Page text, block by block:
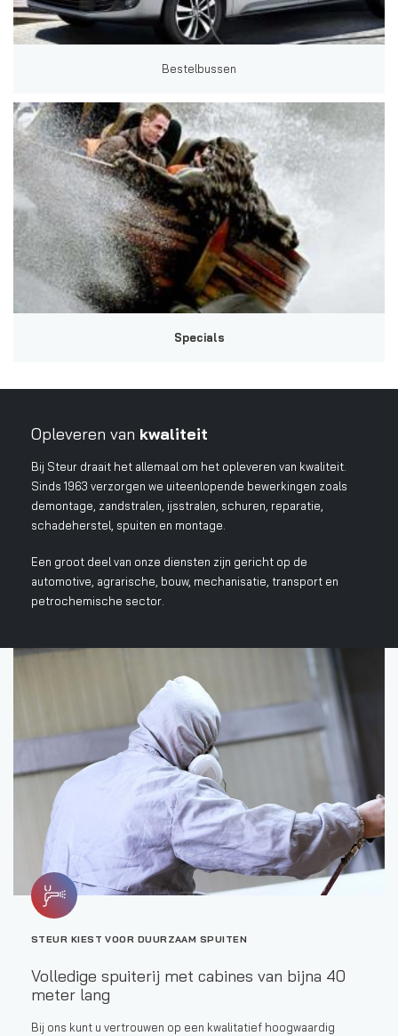
Bestelbussen
Specials
Opleveren van kwaliteit
Bij Steur draait het allemaal om het opleveren van kwaliteit.
Sinds 1963 verzorgen we uiteenlopende bewerkingen zoals
demontage, zandstralen, ijsstralen, schuren, reparatie,
schadeherstel, spuiten en montage.
Een groot deel van onze diensten zijn gericht op de
automotive, agrarische, bouw, mechanisatie, transport en
petrochemische sector.
STEUR KIEST VOOR DUURZAAM SPUITEN
Volledige spuiterij met cabines van bijna 40
meter lang
Bij ons kunt u vertrouwen op een kwalitatief hoogwaardig